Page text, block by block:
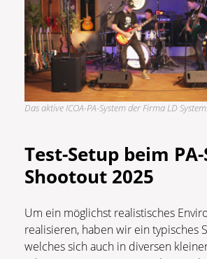
Das aktive ICOA-PA-System der Firma LD
Test-Setup beim
Shootout 2025
Um ein möglichst realistisches
realisieren, haben wir ein typisches
welches sich auch in diversen